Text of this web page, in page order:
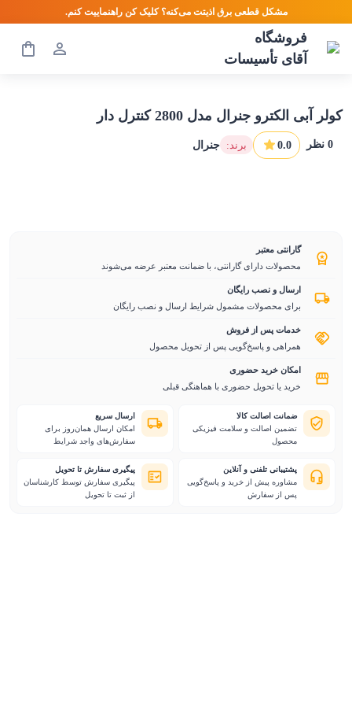
مشکل قطعی برق اذیتت می‌کنه؟ کلیک کن راهنماییت کنم.
فروشگاه
آقای تأسیسات
کولر آبی الکترو جنرال مدل 2800 کنترل دار
جنرال :برند 0.0 0 نظر
گارانتی معتبر
محصولات دارای گارانتی، با ضمانت معتبر عرضه می‌شوند
ارسال و نصب رایگان
برای محصولات مشمول شرایط ارسال و نصب رایگان
خدمات پس از فروش
همراهی و پاسخ‌گویی پس از تحویل محصول
امکان خرید حضوری
خرید یا تحویل حضوری با هماهنگی قبلی
ضمانت اصالت کالا
تضمین اصالت و سلامت فیزیکی
محصول
ارسال سریع
امکان ارسال همان‌روز برای
سفارش‌های واجد شرایط
پشتیبانی تلفنی و آنلاین
مشاوره پیش از خرید و پاسخ‌گویی
پس از سفارش
پیگیری سفارش تا تحویل
پیگیری سفارش توسط کارشناسان
از ثبت تا تحویل